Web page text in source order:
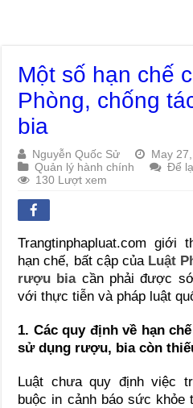
Một số hạn chế
Phòng, chống
bia
Nguyễn Quốc Sử
May
Quản lý hành chính
Để
130 Lượt xem
Trangtinphapluat.com giới
hạn chế, bất cập của Luật
rượu biacần phải được
với thực tiễn và pháp luật
1. Các quy định về hạn
sử dụng rượu, bia còn
Luật chưa quy định việc
buộc in cảnh báo sức khỏe